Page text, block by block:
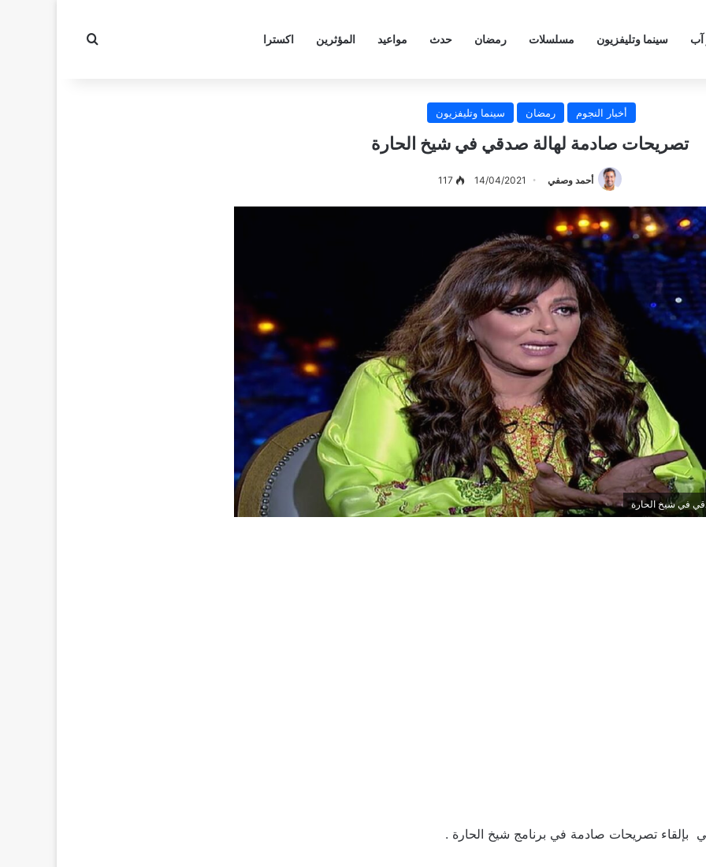
آب سينما وتليفزيون مسلسلات رمضان حدث مواعيد المؤثرين اكسترا بحث عن
أخبار النجوم رمضان سينما وتليفزيون
تصريحات صادمة لهالة صدقي في شيخ الحارة
أحمد وصفي 14/04/2021
117
في شيخ الحارة
بإلقاء تصريحات صادمة في برنامج شيخ الحارة .